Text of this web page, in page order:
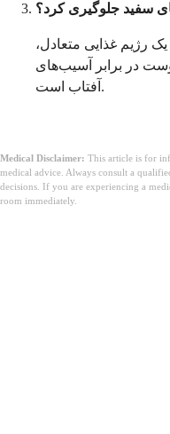
سفید جلوگیری کرد؟
رژیم غذایی متعادل،
در برابر آسیب‌های
آفتاب است.
Medical Disclaimer: This article is for
medical advice. Always consult a
decisions. If you are experiencing a
room immediately.